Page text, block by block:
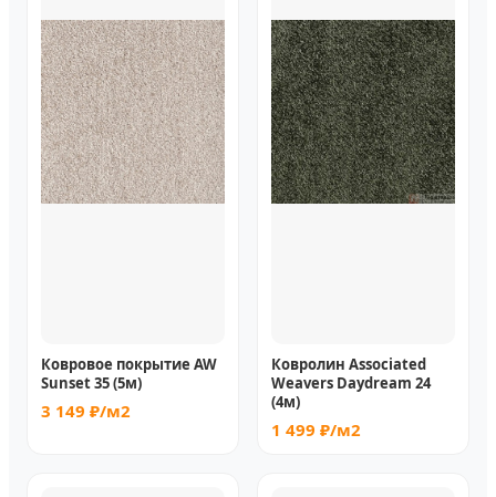
Ковровое покрытие AW
Sunset 35 (5м)
3 149 ₽/м2
Ковролин Associated
Weavers Daydream 24
(4м)
1 499 ₽/м2